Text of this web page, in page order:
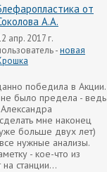
от
А.А.
апр. 2017 г.
-новая
победила в Акции.
было предела - ведь
мне наконец
больше двух лет)
нужные анализы.
- кое-что из
станции...